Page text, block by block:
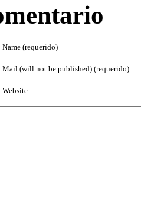
Name (requerido)
Mail (will not be published) (requerido)
Website